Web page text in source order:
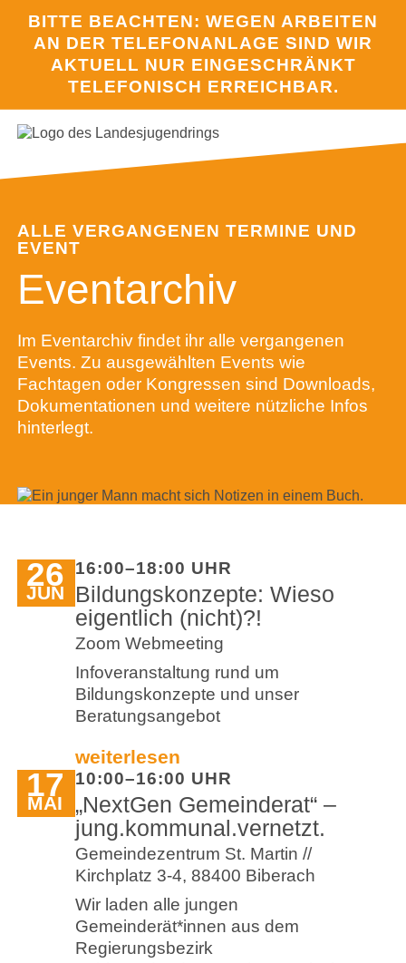
BITTE BEACHTEN: WEGEN ARBEITEN
AN DER TELEFONANLAGE SIND WIR
AKTUELL NUR EINGESCHRÄNKT
TELEFONISCH ERREICHBAR.
ALLE VERGANGENEN TERMINE UND
EVENT
Eventarchiv
Im Eventarchiv findet ihr alle vergangenen
Events. Zu ausgewählten Events wie
Fachtagen oder Kongressen sind Downloads,
Dokumentationen und weitere nützliche Infos
hinterlegt.
26
JUN
16:00–18:00 UHR
Bildungskonzepte: Wieso
eigentlich (nicht)?!
Zoom Webmeeting
Infoveranstaltung rund um
Bildungskonzepte und unser
Beratungsangebot
weiterlesen
17
MAI
10:00–16:00 UHR
„NextGen Gemeinderat“ –
jung.kommunal.vernetzt.
Gemeindezentrum St. Martin //
Kirchplatz 3-4, 88400 Biberach
Wir laden alle jungen
Gemeinderät*innen aus dem
Regierungsbezirk
HOME
ÜBER
SERVICE